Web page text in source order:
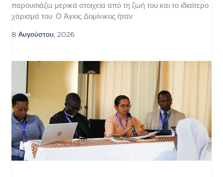
παρουσιάζω μερικά στοιχεία από τη ζωή του και το ιδιαίτερο
χάρισμά του. Ο Άγιος Δομίνικος ήταν
8 Αυγούστου, 2026